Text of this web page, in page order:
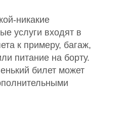
никакие
услуги входят в
к примеру, багаж,
питание на борту.
билет может